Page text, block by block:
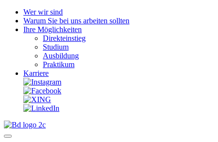
Wer wir sind
Warum Sie bei uns arbeiten sollten
Ihre Möglichkeiten
Direkteinstieg
Studium
Ausbildung
Praktikum
Karriere